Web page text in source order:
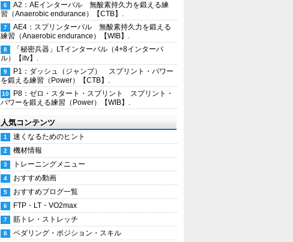
A2：AEインターバル 無酸素持久力を鍛える練
習（Anaerobic endurance）【CTB】.
AE4：スプリンターバル 無酸素持久力を鍛える
練習（Anaerobic endurance）【WIB】.
「秘密兵器」LTインターバル（4+8インターバ
ル）【itv】.
P1：ダッシュ（ジャンプ） スプリント・パワー
を鍛える練習（Power）【CTB】.
P8：ゼロ・スタート・スプリント スプリント・
パワーを鍛える練習（Power）【WIB】.
人気コンテンツ
速くなるためのヒント
機材情報
トレーニングメニュー
おすすめ動画
おすすめブログ一覧
FTP・LT・VO2max
筋トレ・ストレッチ
ペダリング・ポジション・スキル